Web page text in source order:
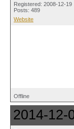
Registered: 2008-12-19
Posts: 489
Website
Offline
2014-12-